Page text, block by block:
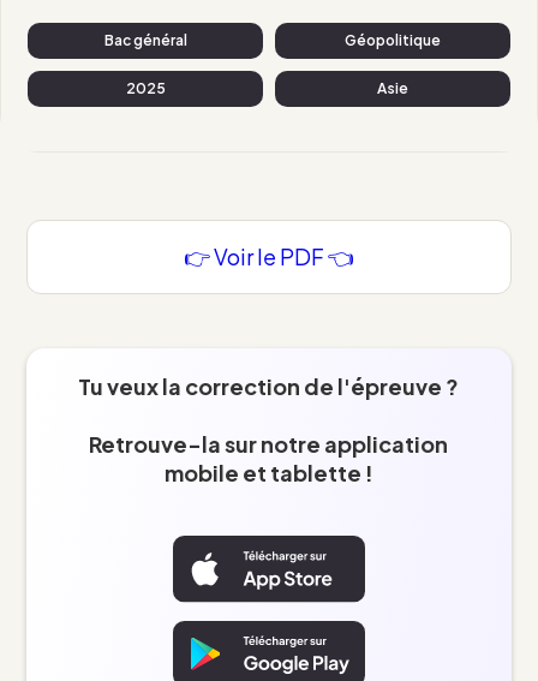
Bac général Géopolitique
2025 Asie
👉 Voir le PDF 👈
Tu veux la correction de l'épreuve ?
Retrouve-la sur notre application
mobile et tablette !